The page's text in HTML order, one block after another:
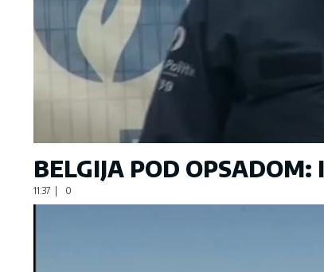
BELGIJA POD
11:37 0